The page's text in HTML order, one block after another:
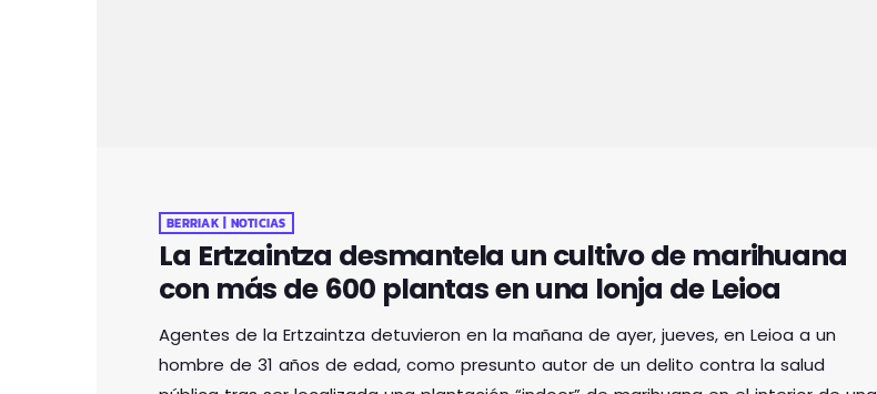
BERRIAK | NOTICIAS
La Ertzaintza desmantela un cultivo de marihuana
con más de 600 plantas en una lonja de Leioa
Agentes de la Ertzaintza detuvieron en la mañana de ayer, jueves, en Leioa a un
hombre de 31 años de edad, como presunto autor de un delito contra la salud